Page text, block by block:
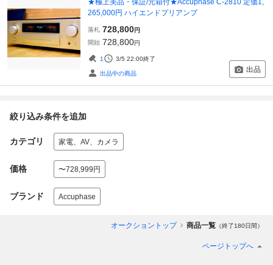
★極上美品・保証/元箱付★Accuphase C-2810 定価1,
265,000円 ハイエンドプリアンプ
落札 728,800円
開始 728,800円
1 3/5 22:00終了
出品中の商品 出品
絞り込み条件を追加
カテゴリ 家電、AV、カメラ
価格 〜728,999円
ブランド Accuphase
オークショントップ 商品一覧 （終了180日間）
ページトップへ